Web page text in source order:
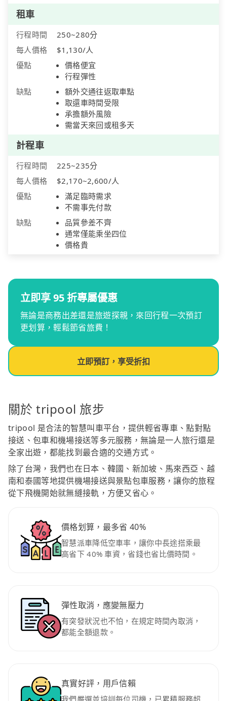
租車
行程時間
250~280分
每人價格
$1,130/人
優點
價格便宜
行程彈性
缺點
額外交通往返取車點
取還車時間受限
承擔額外風險
需當天來回或租多天
計程車
行程時間
225~235分
每人價格
$2,170~2,600/人
優點
滿足臨時需求
不需事先付款
缺點
品質參差不齊
通常僅能乘坐四位
價格貴
立即享 95 折專屬優惠
無論是商務出差還是旅遊探親，來回行程一次預訂
更划算，輕鬆節省旅費！
立即預訂，享受折扣
關於 tripool 旅步
tripool 是合法的智慧叫車平台，提供輕省專車、點對點
接送、包車和機場接送等多元服務，無論是一人旅行還是
全家出遊，都能找到最合適的交通方式。
除了台灣，我們也在日本、韓國、新加坡、馬來西亞、越
南和泰國等地提供機場接送與景點包車服務，讓你的旅程
從下飛機開始就無縫接軌，方便又省心。
價格划算，最多省 40%
智慧派車降低空車率，讓你中長途搭乘最
高省下 40% 車資，省錢也省比價時間。
彈性取消，應變無壓力
有突發狀況也不怕，在規定時間內取消，
都能全額退款。
真實好評，用戶信賴